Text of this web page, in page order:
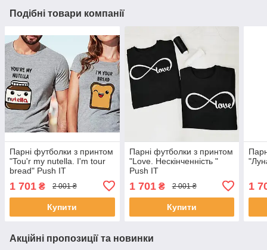
Подібні товари компанії
Парні футболки з принтом
"Tou'r my nutella. I'm tour
bread" Push IT
1 701 ₴ 2 001 ₴
Купити
Парні футболки з принтом
"Love. Нескінченність "
Push IT
1 701₴ 2 001 ₴
Купити
1
Акційні пропозиції та новинки